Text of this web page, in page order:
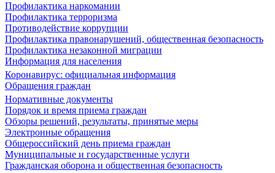
Профилактика наркомании
Профилактика терроризма
Противодействие коррупции
Профилактика правонарушений, общественная безопасность
Профилактика незаконной миграции
Информация для населения
Коронавирус: официальная информация
Обращения граждан
Нормативные документы
Порядок и время приема граждан
Обзоры решений, результаты, принятые меры
Электронные обращения
Общероссийский день приема граждан
Муниципальные и государственные услуги
Гражданская оборона и общественная безопасность